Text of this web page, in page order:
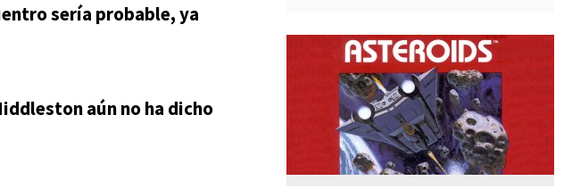
sería probable, ya
aún no ha dicho